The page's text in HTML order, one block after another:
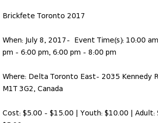
Brickfete Toronto 2017
When: July 8, 2017- Event Time(s): 10:00
pm - 6:00 pm, 6:00 pm - 8:00 pm
Where: Delta Toronto East- 2035 Kennedy
M1T 3G2, Canada
Cost: $5.00 - $15.00 | Youth: $10.00 | Adult: